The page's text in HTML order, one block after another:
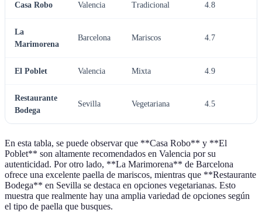
Casa Robo Valencia Tradicional 4.8
La
Marimorena
Barcelona Mariscos 4.7
El Poblet Valencia Mixta 4.9
Restaurante
Bodega
Sevilla Vegetariana 4.5
En esta tabla, se puede observar que **Casa Robo** y **El
Poblet** son altamente recomendados en Valencia por su
autenticidad. Por otro lado, **La Marimorena** de Barcelona
ofrece una excelente paella de mariscos, mientras que **Restaurante
Bodega** en Sevilla se destaca en opciones vegetarianas. Esto
muestra que realmente hay una amplia variedad de opciones según
el tipo de paella que busques.